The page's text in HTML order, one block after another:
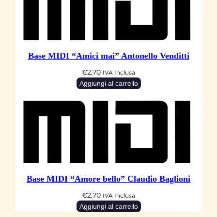
Base MIDI “Amici mai” Antonello Venditti
€2,70 IVA Inclusa
Aggiungi al carrello
Base MIDI “Amore bello” Claudio Baglioni
€2,70 IVA Inclusa
Aggiungi al carrello